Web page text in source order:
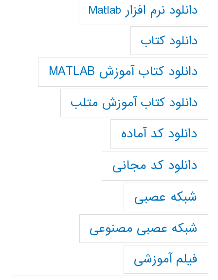
دانلود نرم افزار Matlab
دانلود کتاب
دانلود کتاب آموزش MATLAB
دانلود کتاب آموزش متلب
دانلود کد آماده
دانلود کد مجانی
شبکه عصبی
شبکه عصبی مصنوعی
فیلم آموزشی